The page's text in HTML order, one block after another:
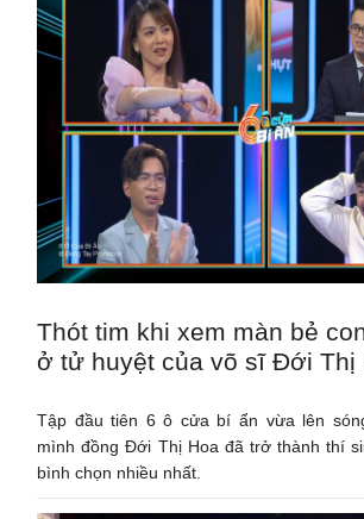
Thót tim khi xem màn bẻ
ở tử huyệt của võ sĩ Đới Thị
Tập đầu tiên 6 ô cửa bí ẩn vừa lên
mình đồng Đới Thị Hoa đã trở thành thí
bình chọn nhiều nhất.